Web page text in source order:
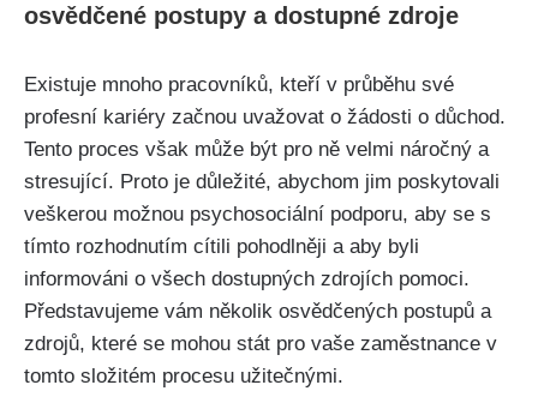
osvědčené postupy a dostupné zdroje
Existuje mnoho pracovníků, kteří v průběhu své
profesní kariéry začnou uvažovat o žádosti o důchod.
Tento proces však může být pro ně velmi náročný a
stresující. Proto je důležité, abychom jim poskytovali
veškerou možnou psychosociální podporu, aby se s
tímto rozhodnutím cítili pohodlněji a aby byli
informováni o všech dostupných zdrojích pomoci.
Představujeme vám několik osvědčených postupů a
zdrojů, které se mohou stát pro vaše zaměstnance v
tomto složitém procesu užitečnými.